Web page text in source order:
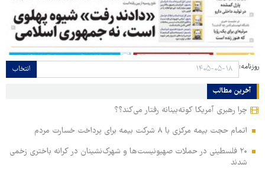
روزنامه: انتخاب
آخرین مطالب
چرا رهبری آمریکا کوته‌بینانه رفتار می‌کند؟؟
اتمام حجت بیمه مرکزی با ۸ شرکت بیمه برای پرداخت خسارت مردم
۲۰ فلسطینی در حملات صهیونیست‌ها و شهرک‌نشینان در کرانه باختری زخمی
شدند